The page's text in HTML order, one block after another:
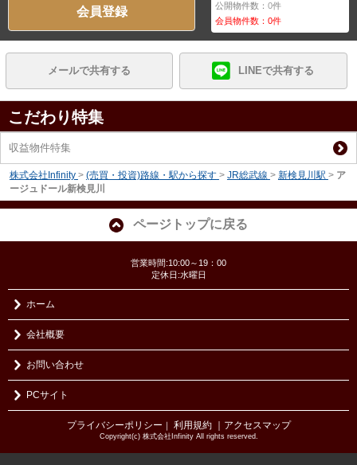
会員登録 公開物件数：0件
会員物件数：0件
メールで共有する LINEで共有する
こだわり特集
収益物件特集
株式会社Infinity > (売買・投資)路線・駅から探す > JR総武線 > 新検見川駅 > ア
ージュドール新検見川
ページトップに戻る
営業時間:10:00～19：00
定休日:水曜日
ホーム
会社概要
お問い合わせ
PCサイト
プライバシーポリシー 利用規約 ｜アクセスマップ
Copyright(c) 株式会社Infinity All rights reserved.